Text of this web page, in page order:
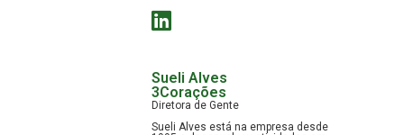
Sueli Alves
3Corações
Diretora de Gente
Sueli Alves está na empresa desde